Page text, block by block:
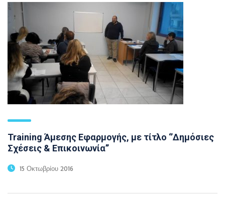
Training Άμεσης Εφαρμογής, με τίτλο ‘’Δημόσιες
Σχέσεις & Επικοινωνία’’
15 Οκτωβρίου 2016